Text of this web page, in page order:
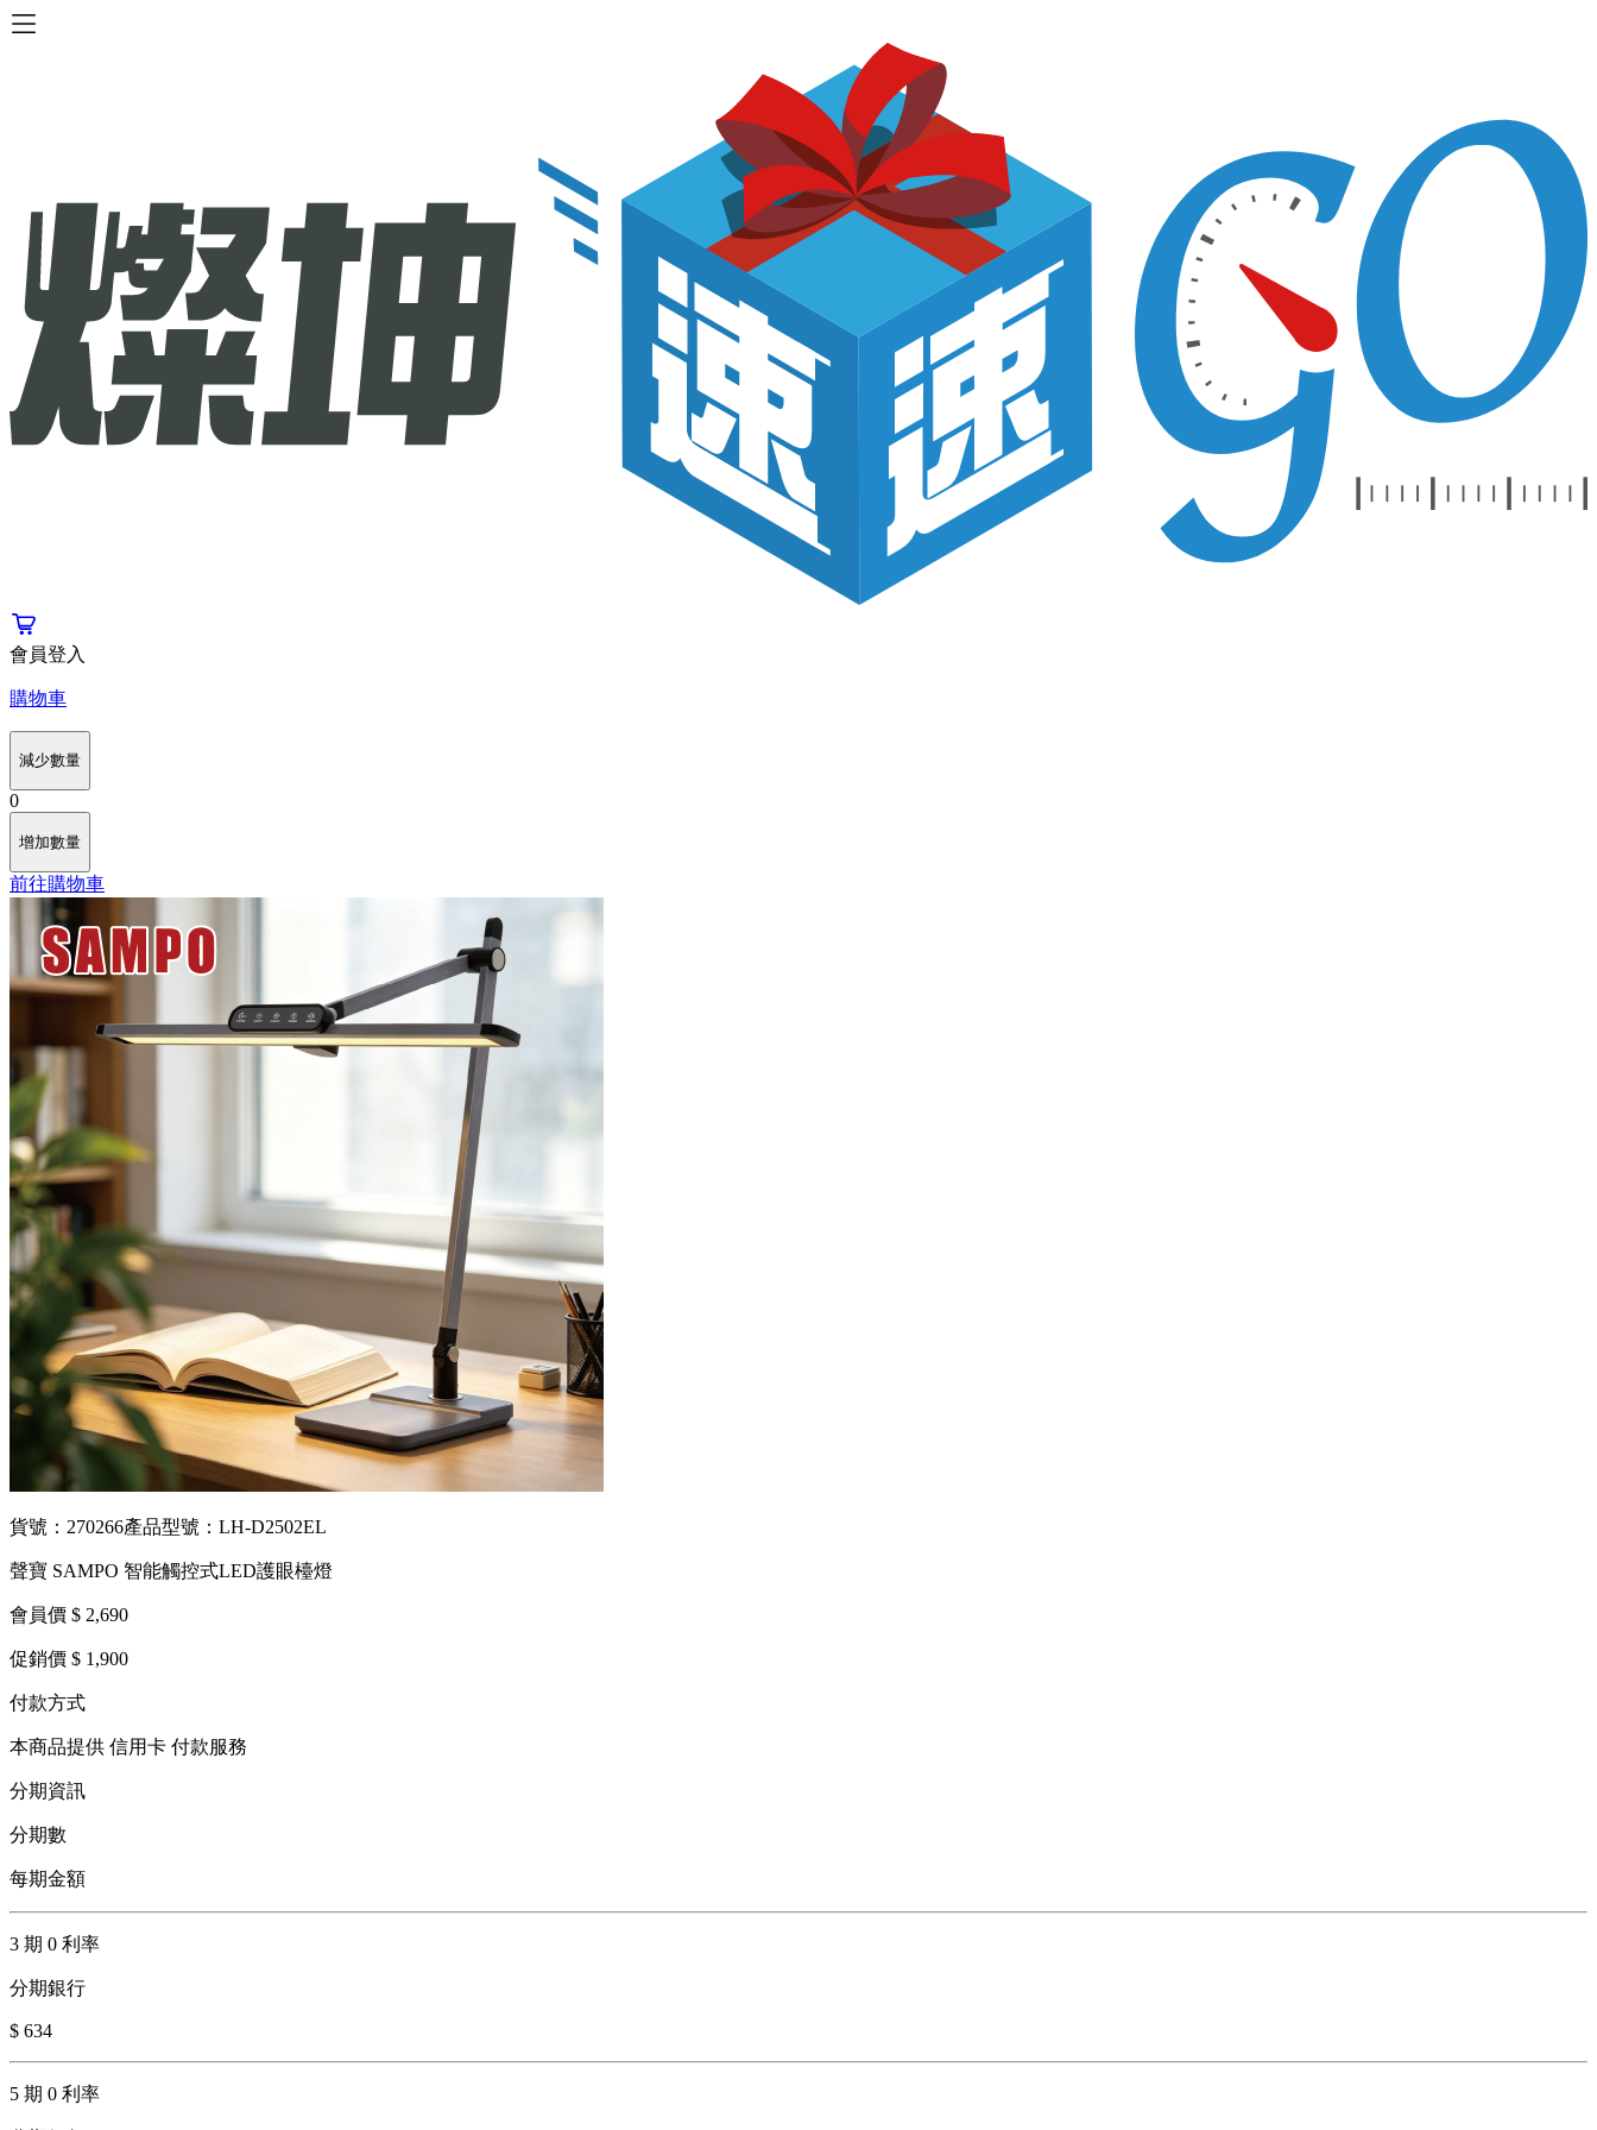
會員登入
購物車
減少數量
0
增加數量
前往購物車
貨號：270266產品型號：LH-D2502EL
聲寶 SAMPO 智能觸控式LED護眼檯燈
會員價 $ 2,690
促銷價 $ 1,900
付款方式
本商品提供 信用卡 付款服務
分期資訊
分期數
每期金額
3 期 0 利率
分期銀行
$ 634
5 期 0 利率